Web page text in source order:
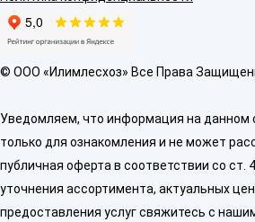
© OOO «Илимлесхоз» Все Права
Уведомляем, что информация на данном
только для ознакомления и не может
публичная оферта в соответствии со ст.
уточнения ассортимента, актуальных цен
предоставления услуг свяжитесь с